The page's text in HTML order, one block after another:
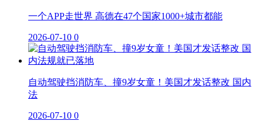
一个APP走世界 高德在47个国家1000+城市都能
2026-07-10 0
自动驾驶挡消防车、撞9岁女童！美国才发话整改 国内
法
2026-07-10 0